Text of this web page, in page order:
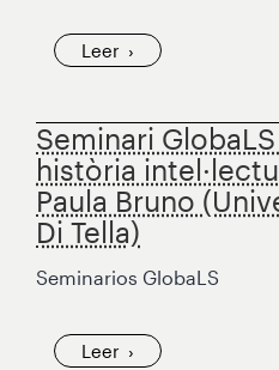
Leer
Seminari
història
Paula Bruno
Di Tella)
Seminarios GlobaLS
Leer